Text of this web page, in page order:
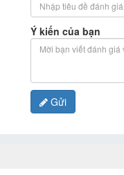
Ý kiến của bạn
Gửi